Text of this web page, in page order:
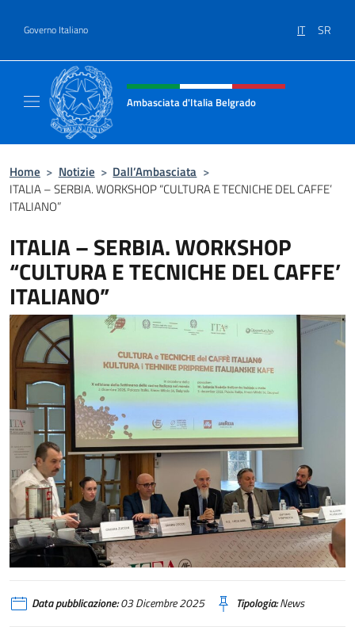
Governo Italiano IT SR
Intestazione sito, social e menù
Ambasciata d'Italia Belgrado
Home > Notizie > Dall’Ambasciata >
ITALIA – SERBIA. WORKSHOP “CULTURA E TECNICHE DEL CAFFE’
ITALIANO”
ITALIA – SERBIA. WORKSHOP
“CULTURA E TECNICHE DEL CAFFE’
ITALIANO”
Data pubblicazione:03 Dicembre 2025 Tipologia:News